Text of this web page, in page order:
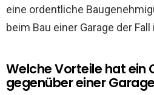
eine ordentliche
beim Bau einer Garage der Fall
Welche Vorteile hat ein
gegenüber einer